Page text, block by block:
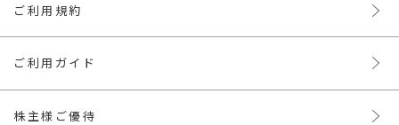
ご利用規約
ご利用ガイド
株主様ご優待